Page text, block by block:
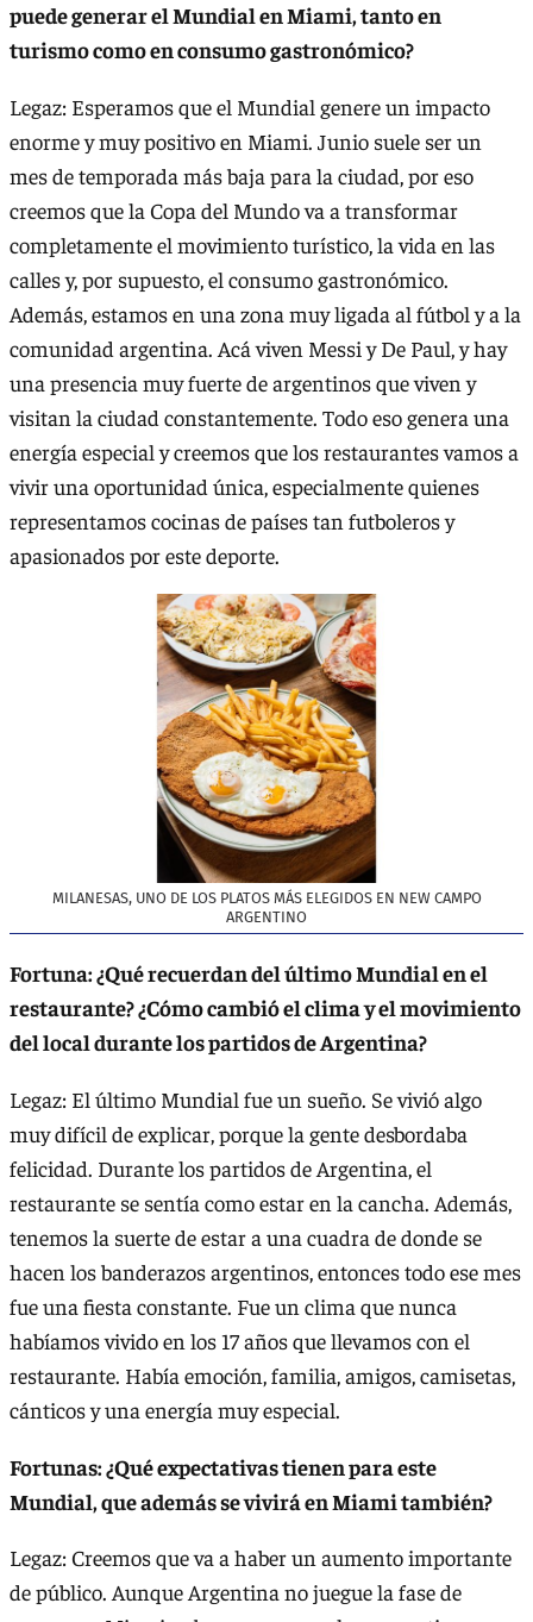
puede generar el Mundial en Miami, tanto en
turismo como en consumo gastronómico?
Legaz: Esperamos que el Mundial genere un impacto
enorme y muy positivo en Miami. Junio suele ser un
mes de temporada más baja para la ciudad, por eso
creemos que la Copa del Mundo va a transformar
completamente el movimiento turístico, la vida en las
calles y, por supuesto, el consumo gastronómico.
Además, estamos en una zona muy ligada al fútbol y a la
comunidad argentina. Acá viven Messi y De Paul, y hay
una presencia muy fuerte de argentinos que viven y
visitan la ciudad constantemente. Todo eso genera una
energía especial y creemos que los restaurantes vamos a
vivir una oportunidad única, especialmente quienes
representamos cocinas de países tan futboleros y
apasionados por este deporte.
MILANESAS, UNO DE LOS PLATOS MÁS ELEGIDOS EN NEW CAMPO
ARGENTINO
Fortuna: ¿Qué recuerdan del último Mundial en el
restaurante? ¿Cómo cambió el clima y el movimiento
del local durante los partidos de Argentina?
Legaz: El último Mundial fue un sueño. Se vivió algo
muy difícil de explicar, porque la gente desbordaba
felicidad. Durante los partidos de Argentina, el
restaurante se sentía como estar en la cancha. Además,
tenemos la suerte de estar a una cuadra de donde se
hacen los banderazos argentinos, entonces todo ese mes
fue una fiesta constante. Fue un clima que nunca
habíamos vivido en los 17 años que llevamos con el
restaurante. Había emoción, familia, amigos, camisetas,
cánticos y una energía muy especial.
Fortunas: ¿Qué expectativas tienen para este
Mundial, que además se vivirá en Miami también?
Legaz: Creemos que va a haber un aumento importante
de público. Aunque Argentina no juegue la fase de